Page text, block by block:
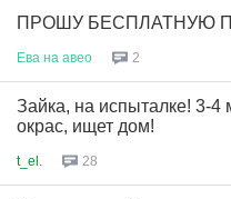
ПРОШУ БЕСПЛАТНУЮ
Ева на авео 2
Зайка, на испыталке! 3-4
окрас, ищет дом!
t_el. 28